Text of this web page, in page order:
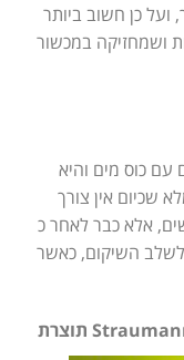
כן חשוב ביותר
ושמחזיקה במכשור
עם כוס מים והיא
שכיום אין צורך
אלא כבר לאחר כ
להיכנס לשלב השיקום, כאשר
תוצרת